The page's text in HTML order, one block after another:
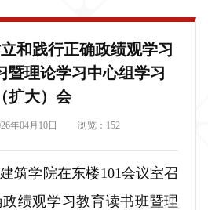
和践行正确政绩观学习
暨理论学习中心组学习
（扩大）会
年04月10日 浏览： 152
筑学院在东楼101会议室召
绩观学习教育读书班暨理